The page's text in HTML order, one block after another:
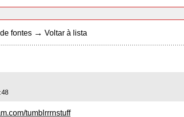
fontes → Voltar à lista
tumblrrrnstuff